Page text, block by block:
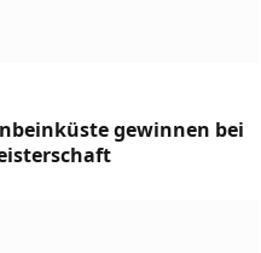
gewinnen bei